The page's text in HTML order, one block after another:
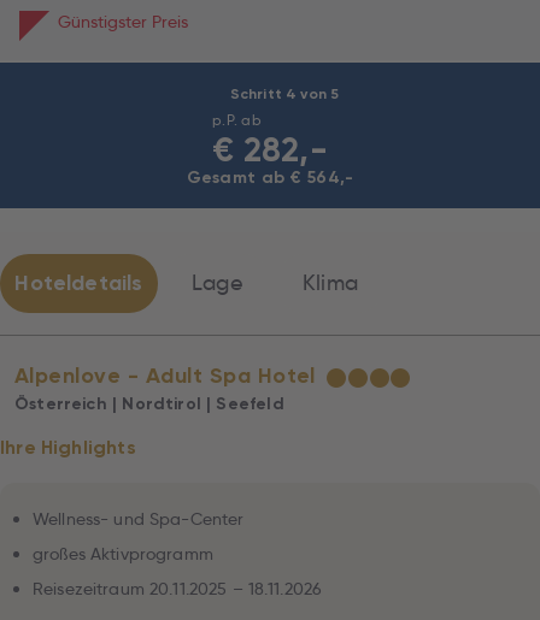
Schritt 4 von 5
p.P. ab
€ 282,-
Gesamt ab € 564,-
Günstigster Preis
Hoteldetails Lage Klima
Alpenlove - Adult Spa Hotel ★★★★
Österreich | Nordtirol | Seefeld
Ihre Highlights
Wellness- und Spa-Center
großes Aktivprogramm
Reisezeitraum 20.11.2025 – 18.11.2026